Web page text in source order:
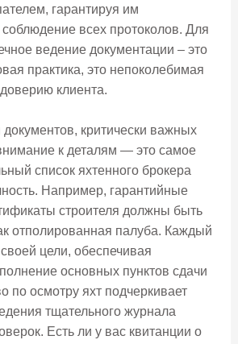
гарантируя им
соблюдение всех протоколов. Для
ведение документации – это
практика, это непоколебимая
клиента.
критически важных
к деталям — это самое
список яхтенного брокера
Например, гарантийные
строителя должны быть
отполированная палуба. Каждый
цели, обеспечивая
основных пунктов сдачи
по осмотру яхт подчеркивает
тщательного журнала
Есть ли у вас квитанции о